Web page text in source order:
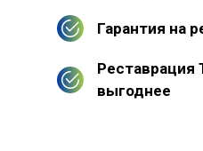
Гарантия на
Реставрация
выгоднее